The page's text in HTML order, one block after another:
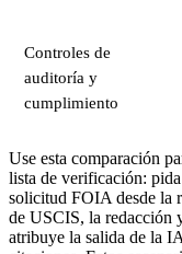
Controles de
auditoría y
cumplimiento
Use esta comparación
lista de verificación:
solicitud FOIA desde la
de USCIS, la redacción
atribuye la salida de la